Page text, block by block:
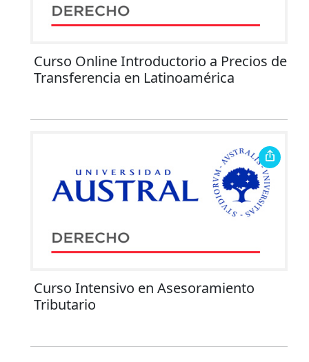
Curso Online Introductorio a Precios de
Transferencia en Latinoamérica
Curso Intensivo en Asesoramiento
Tributario